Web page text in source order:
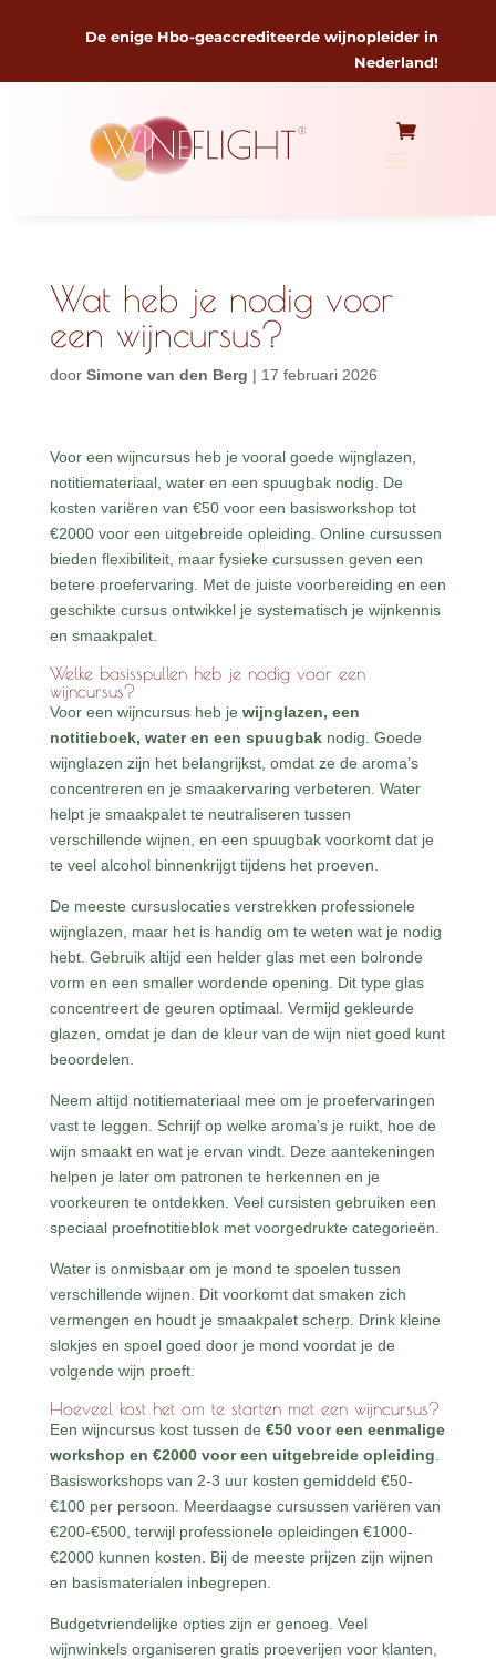
De enige Hbo-geaccrediteerde wijnopleider in
Nederland!
Wat heb je nodig voor
een wijncursus?
door Simone van den Berg | 17 februari 2026
Voor een wijncursus heb je vooral goede wijnglazen,
notitiemateriaal, water en een spuugbak nodig. De
kosten variëren van €50 voor een basisworkshop tot
€2000 voor een uitgebreide opleiding. Online cursussen
bieden flexibiliteit, maar fysieke cursussen geven een
betere proefervaring. Met de juiste voorbereiding en een
geschikte cursus ontwikkel je systematisch je wijnkennis
en smaakpalet.
Welke basisspullen heb je nodig voor een
wijncursus?
Voor een wijncursus heb je wijnglazen, een
notitieboek, water en een spuugbaknodig. Goede
wijnglazen zijn het belangrijkst, omdat ze de aroma’s
concentreren en je smaakervaring verbeteren. Water
helpt je smaakpalet te neutraliseren tussen
verschillende wijnen, en een spuugbak voorkomt dat je
te veel alcohol binnenkrijgt tijdens het proeven.
De meeste cursuslocaties verstrekken professionele
wijnglazen, maar het is handig om te weten wat je nodig
hebt. Gebruik altijd een helder glas met een bolronde
vorm en een smaller wordende opening. Dit type glas
concentreert de geuren optimaal. Vermijd gekleurde
glazen, omdat je dan de kleur van de wijn niet goed kunt
beoordelen.
Neem altijd notitiemateriaal mee om je proefervaringen
vast te leggen. Schrijf op welke aroma’s je ruikt, hoe de
wijn smaakt en wat je ervan vindt. Deze aantekeningen
helpen je later om patronen te herkennen en je
voorkeuren te ontdekken. Veel cursisten gebruiken een
speciaal proefnotitieblok met voorgedrukte categorieën.
Water is onmisbaar om je mond te spoelen tussen
verschillende wijnen. Dit voorkomt dat smaken zich
vermengen en houdt je smaakpalet scherp. Drink kleine
slokjes en spoel goed door je mond voordat je de
volgende wijn proeft.
Hoeveel kost het om te starten met een wijncursus?
Een wijncursus kost tussen de €50 voor een eenmalige
workshop en €2000 voor een uitgebreide opleiding
Basisworkshops van 2-3 uur kosten gemiddeld €50-
€100 per persoon. Meerdaagse cursussen variëren van
€200-€500, terwijl professionele opleidingen €1000-
€2000 kunnen kosten. Bij de meeste prijzen zijn wijnen
en basismaterialen inbegrepen.
Budgetvriendelijke opties zijn er genoeg. Veel
wijnwinkels organiseren gratis proeverijen voor klanten,